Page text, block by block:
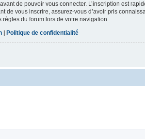
de pouvoir vous connecter. L’inscription est
de vous inscrire, assurez-vous d’avoir pris
règles du forum lors de votre navigation.
Politique de confidentialité